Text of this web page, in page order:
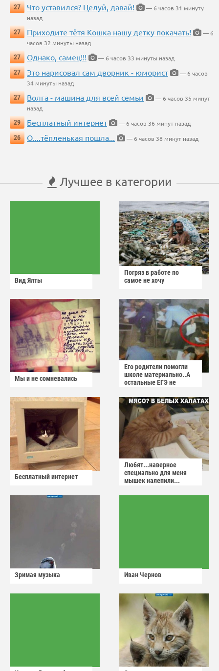
27
Что уставился? Целуй, давай!
— 6 часов 31 минуту
назад
27
Приходите тётя Кошка нашу детку покачать!
— 6
часов 32 минуты назад
27
Однако, самец!!!
— 6 часов 33 минуты назад
27
Это нарисовал сам дворник - юморист
— 6 часов
34 минуты назад
27
Волга - машина для всей семьи
— 6 часов 35 минут
назад
29
Бесплатный интернет
— 6 часов 36 минут назад
26
О....тёпленькая пошла... — 6 часов 38 минут назад
Лучшее в категории
Вид Ялты
Погряз в работе по
самое не хочу
Мы и не сомневались
Его родители помогли
школе материально..А
остальные ЕГЭ не
Бесплатный интернет
Любят...наверное
специально для меня
мышек налепили...
Зримая музыка Иван Чернов